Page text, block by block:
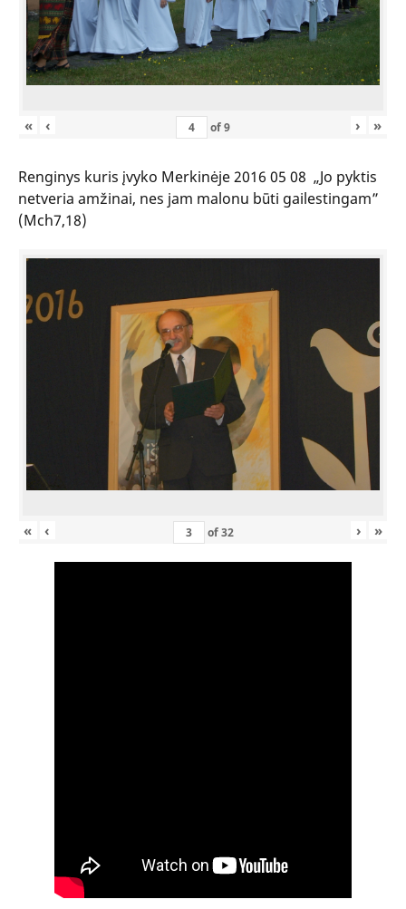
« ‹ of9 › »
Renginys kuris įvyko Merkinėje 2016 05 08 „Jo pyktis
netveria amžinai, nes jam malonu būti gailestingam”
(Mch7,18)
« ‹ of32 › »